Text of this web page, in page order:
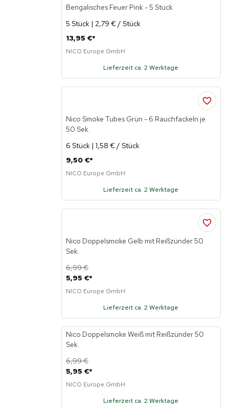
Bengalisches Feuer Pink - 5 Stück
5 Stück | 2,79 € / Stück
13,95 €*
NICO Europe GmbH
Lieferzeit ca. 2 Werktage
Nico Smoke Tubes Grün - 6 Rauchfackeln je
50 Sek.
6 Stück | 1,58 € / Stück
9,50 €*
NICO Europe GmbH
Lieferzeit ca. 2 Werktage
Nico Doppelsmoke Gelb mit Reißzünder 50
Sek.
5,95 €*
6,99 €
NICO Europe GmbH
Lieferzeit ca. 2 Werktage
Nico Doppelsmoke Weiß mit Reißzünder 50
Sek.
5,95 €*
6,99 €
NICO Europe GmbH
Lieferzeit ca. 2 Werktage